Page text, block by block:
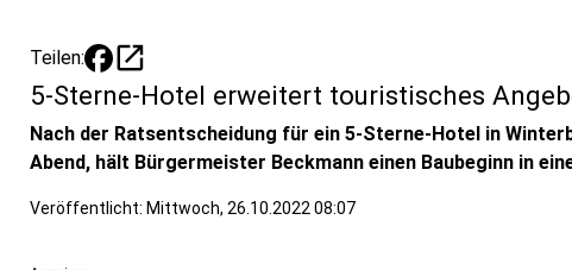
Teilen: open_in_new
5-Sterne-Hotel erweitert touristisches
Nach der Ratsentscheidung für ein 5-Sterne-Hotel in
Abend, hält Bürgermeister Beckmann einen Baubeginn in
Veröffentlicht: Mittwoch, 26.10.2022 08:07